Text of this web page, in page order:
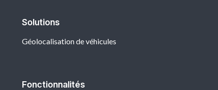
Solutions
Géolocalisation de véhicules
Fonctionnalités